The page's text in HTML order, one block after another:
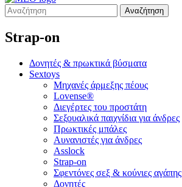
Αναζήτηση
Strap-on
Δονητές & πρωκτικά βύσματα
Sextoys
Μηχανές άρμεξης πέους
Lovense®
Διεγέρτες του προστάτη
Σεξουαλικά παιχνίδια για άνδρες
Πρωκτικές μπάλες
Αυνανιστές για άνδρες
Asslock
Strap-on
Σφεντόνες σεξ & κούνιες αγάπης
Δονητές